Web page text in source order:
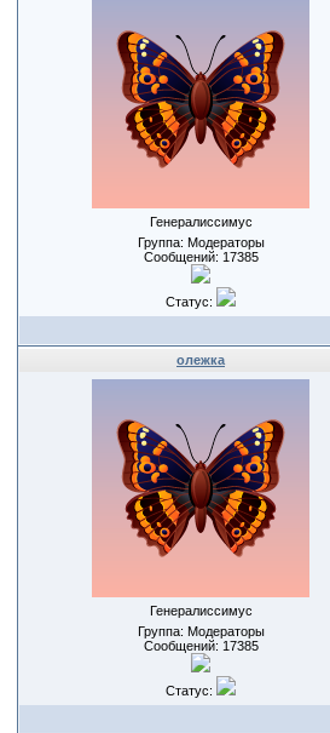
Генералиссимус
Группа: Модераторы
Сообщений: 17385
Статус:
олежка
Генералиссимус
Группа: Модераторы
Сообщений: 17385
Статус: